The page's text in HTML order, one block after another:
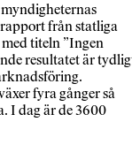
från statliga
titeln ”Ingen
resultatet är
fyra gånger så
I dag är de 3600